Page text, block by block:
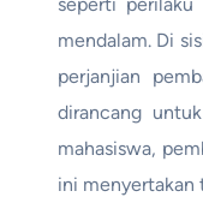
mendalam. Di
perjanjian
dirancang
mahasiswa,
ini menyertakan